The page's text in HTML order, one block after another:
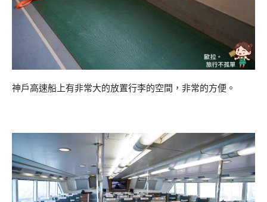
神戶高速船上有非常大的放置行李的空間，非常的方便。